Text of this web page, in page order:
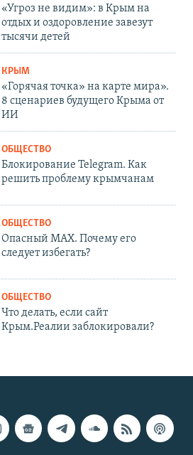
«Угроз не видим»: в Крым на
отдых и оздоровление завезут
тысячи детей
КРЫМ
«Горячая точка» на карте мира».
8 сценариев будущего Крыма от
ИИ
ОБЩЕСТВО
Блокирование Telegram. Как
решить проблему крымчанам
ОБЩЕСТВО
Опасный MAX. Почему его
следует избегать?
ОБЩЕСТВО
Что делать, если сайт
Крым.Реалии заблокировали?